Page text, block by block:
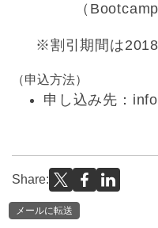
（
※割引期間は
（申込方法）
申し込み先：
Share:
メールに転送